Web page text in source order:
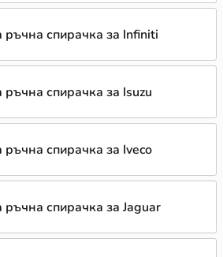
ръчна спирачка за Infiniti
спирачка за Isuzu
ръчна спирачка за Iveco
ръчна спирачка за Jaguar